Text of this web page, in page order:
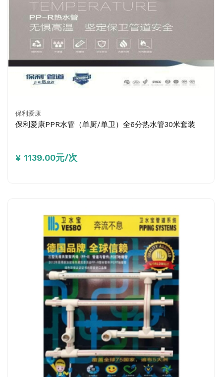
保利爱康
保利爱康PPR水管（单厨/单卫）全6分热水管30米套装
¥ 1139.00元/次